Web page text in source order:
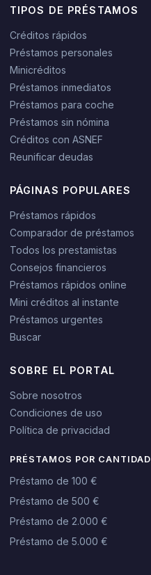
TIPOS DE PRÉSTAMOS
Créditos rápidos
Préstamos personales
Minicréditos
Préstamos inmediatos
Préstamos para coche
Préstamos sin nómina
Créditos con ASNEF
Reunificar deudas
PÁGINAS POPULARES
Préstamos rápidos
Comparador de préstamos
Todos los prestamistas
Consejos financieros
Préstamos rápidos online
Mini créditos al instante
Préstamos urgentes
Buscar
SOBRE EL PORTAL
Sobre nosotros
Condiciones de uso
Política de privacidad
PRÉSTAMOS POR CANTIDAD
Préstamo de 100 €
Préstamo de 500 €
Préstamo de 2.000 €
Préstamo de 5.000 €